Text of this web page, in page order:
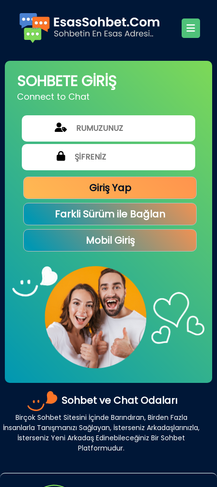
SOHBETE GİRİŞ
Connect to Chat
Giriş Yap
Farkli Sürüm ile Bağlan
Mobil Giriş
Sohbet ve Chat Odaları
Birçok Sohbet Sitesini İçinde Barındıran, Birden Fazla
İnsanlarla Tanışmanızı Sağlayan, İsterseniz Arkadaşlarınızla,
İsterseniz Yeni Arkadaş Edinebileceğiniz Bir Sohbet
Platformudur.